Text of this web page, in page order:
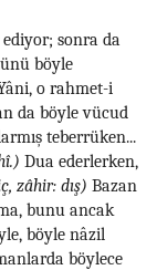
sonra da
böyle
o rahmet-i
da böyle vücud
teberrüken...
Dua ederlerken,
zâhir: dış) Bazan
bunu ancak
böyle nâzil
böylece